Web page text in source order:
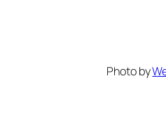
Photo by